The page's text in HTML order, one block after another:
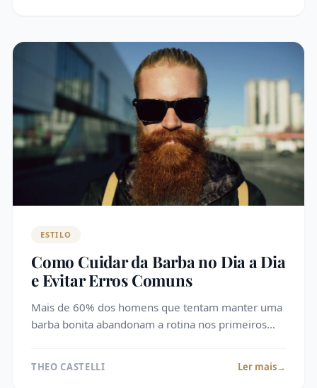
ESTILO
Como Cuidar da Barba no Dia a Dia
e Evitar Erros Comuns
Mais de 60% dos homens que tentam manter uma
barba bonita abandonam a rotina nos primeiros
THEO CASTELLI Ler mais→